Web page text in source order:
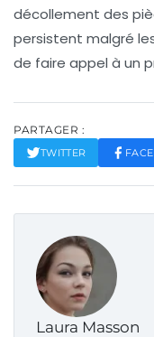
décollement des
persistent malgré
de faire appel à un
PARTAGER :
TWITTER
Laura Masson